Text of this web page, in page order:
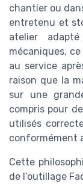
chantier ou
entretenu et
atelier
mécaniques,
au service
raison que la
sur une
compris pour
utilisés
conformément
Cette
de l’outillage